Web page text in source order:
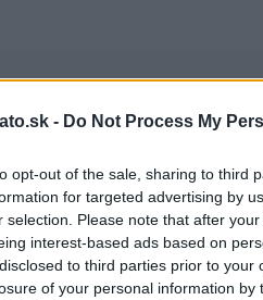
- Do Not Process My
opt-out of the sale, sharing to third
for targeted advertising by
selection. Please note that after
interest-based ads based on
to third parties prior to
of your personal information by
Ako vybrať ideálny sedaciu